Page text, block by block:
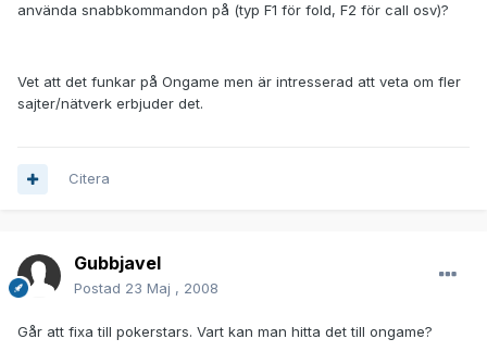
använda snabbkommandon på (typ F1 för fold, F2 för call osv)?
Vet att det funkar på Ongame men är intresserad att veta om fler
sajter/nätverk erbjuder det.
Citera
Gubbjavel
Postad 23 Maj , 2008
Går att fixa till pokerstars. Vart kan man hitta det till ongame?